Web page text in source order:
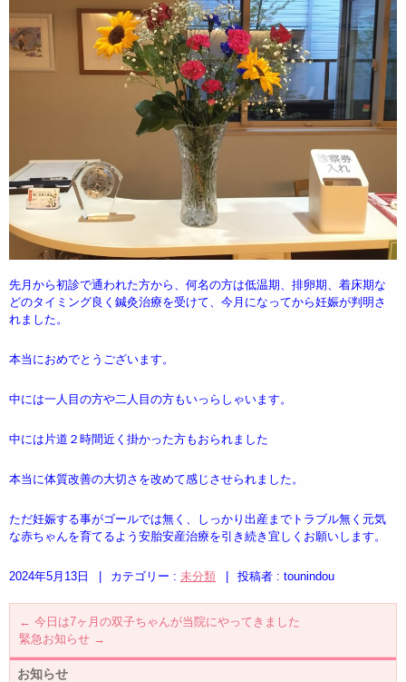
先月から初診で通われた方から、何名の方は低温期、排卵期、着床期な
どのタイミング良く鍼灸治療を受けて、今月になってから妊娠が判明さ
れました。
本当におめでとうございます。
中には一人目の方や二人目の方もいっらしゃいます。
中には片道２時間近く掛かった方もおられました
本当に体質改善の大切さを改めて感じさせられました。
ただ妊娠する事がゴールでは無く、しっかり出産までトラブル無く元気
な赤ちゃんを育てるよう安胎安産治療を引き続き宜しくお願いします。
2024年5月13日 カテゴリー : 未分類 投稿者 : tounindou
← 今日は7ヶ月の双子ちゃんが当院にやってきました
緊急お知らせ →
お知らせ